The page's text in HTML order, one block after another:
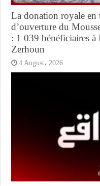
La donation royale en
d’ouverture du
: 1 039 bénéficiaires
Zerhoun
4 August، 2026